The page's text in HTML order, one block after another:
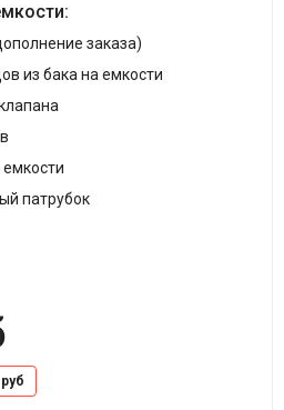
заказа)
из бака на емкости
патрубок